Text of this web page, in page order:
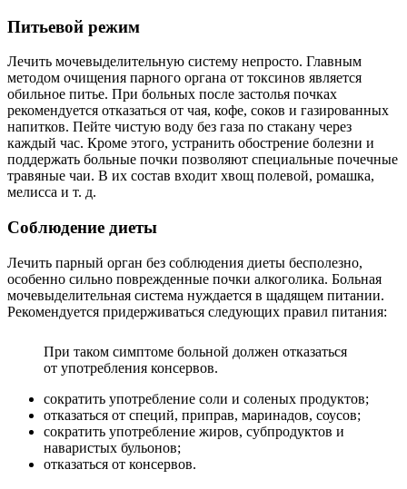
Питьевой режим
Лечить мочевыделительную систему непросто. Главным
методом очищения парного органа от токсинов является
обильное питье. При больных после застолья почках
рекомендуется отказаться от чая, кофе, соков и газированных
напитков. Пейте чистую воду без газа по стакану через
каждый час. Кроме этого, устранить обострение болезни и
поддержать больные почки позволяют специальные почечные
травяные чаи. В их состав входит хвощ полевой, ромашка,
мелисса и т. д.
Соблюдение диеты
Лечить парный орган без соблюдения диеты бесполезно,
особенно сильно поврежденные почки алкоголика. Больная
мочевыделительная система нуждается в щадящем питании.
Рекомендуется придерживаться следующих правил питания:
При таком симптоме больной должен отказаться
от употребления консервов.
сократить употребление соли и соленых продуктов;
отказаться от специй, приправ, маринадов, соусов;
сократить употребление жиров, субпродуктов и
наваристых бульонов;
отказаться от консервов.